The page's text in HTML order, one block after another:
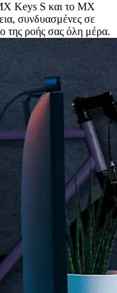
Keys S και το MX
συνδυασμένες σε
της ροής σας όλη μέρα.